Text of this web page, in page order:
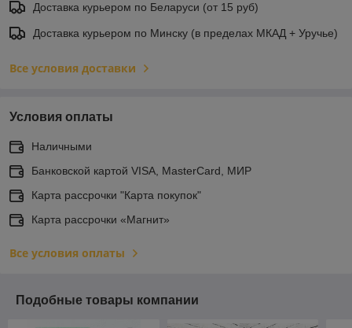
Доставка курьером по Беларуси (от 15 руб)
Доставка курьером по Минску (в пределах МКАД + Уручье)
Все условия доставки
Условия оплаты
Наличными
Банковской картой VISA, MasterCard, МИР
Карта рассрочки "Карта покупок"
Карта рассрочки «Магнит»
Все условия оплаты
Подобные товары компании